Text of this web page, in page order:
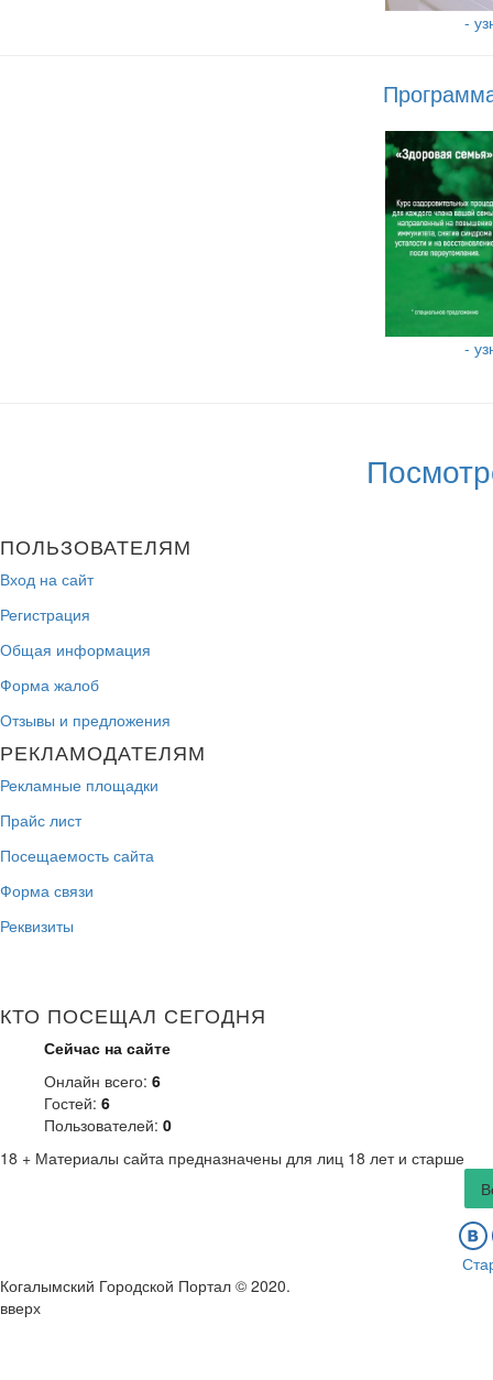
-
-
ПОЛЬЗОВАТЕЛЯМ
Вход на сайт
Регистрация
Общая информация
Форма жалоб
Отзывы и предложения
РЕКЛАМОДАТЕЛЯМ
Рекламные площадки
Прайс лист
Посещаемость сайта
Форма связи
Реквизиты
КТО ПОСЕЩАЛ СЕГОДНЯ
Сейчас на сайте
Онлайн всего: 6
Гостей: 6
Пользователей: 0
18 + Материалы сайта предназначены для лиц 18 лет и старше
Когалымский Городской Портал © 2020.
вверх